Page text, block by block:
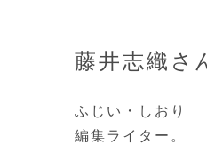
藤井志織さ
ふじい・しおり
編集ライター。